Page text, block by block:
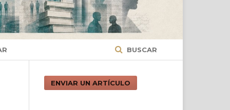
BUSCAR
ENVIAR UN ARTÍCULO